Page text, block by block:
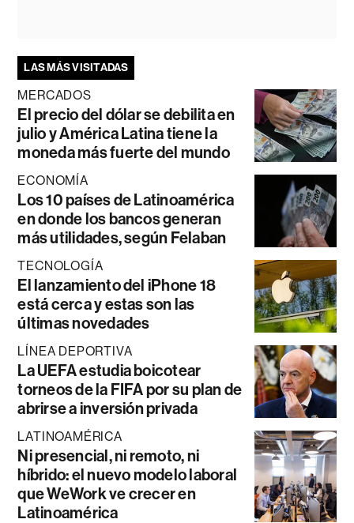
LAS MÁS VISITADAS
MERCADOS
El precio del dólar se debilita en
julio y América Latina tiene la
moneda más fuerte del mundo
ECONOMÍA
Los 10 países de Latinoamérica
en donde los bancos generan
más utilidades, según Felaban
TECNOLOGÍA
El lanzamiento del iPhone 18
está cerca y estas son las
últimas novedades
LÍNEA DEPORTIVA
La UEFA estudia boicotear
torneos de la FIFA por su plan de
abrirse a inversión privada
LATINOAMÉRICA
Ni presencial, ni remoto, ni
híbrido: el nuevo modelo laboral
que WeWork ve crecer en
Latinoamérica